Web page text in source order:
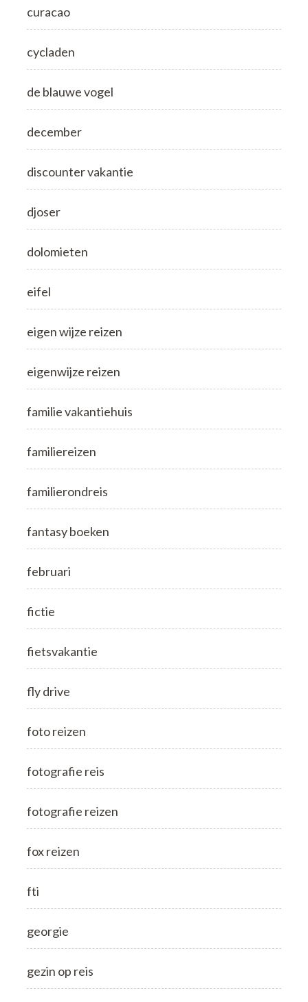
curacao
cycladen
de blauwe vogel
december
discounter vakantie
djoser
dolomieten
eifel
eigen wijze reizen
eigenwijze reizen
familie vakantiehuis
familiereizen
familierondreis
fantasy boeken
februari
fictie
fietsvakantie
fly drive
foto reizen
fotografie reis
fotografie reizen
fox reizen
fti
georgie
gezin op reis